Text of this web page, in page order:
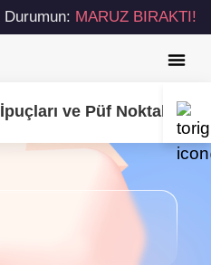
Durumun: MARUZ BIRAKTI!
İpuçları ve Püf Noktaları